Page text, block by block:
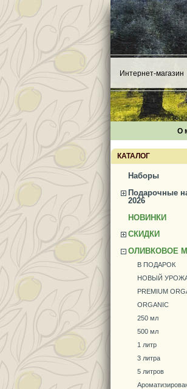
Интернет-магазин
О
КАТАЛОГ
Наборы
Подарочные
2026
НОВИНКИ
СКИДКИ
ОЛИВКОВОЕ
В ПОДАРОК
НОВЫЙ
PREMIUM
ORGANIC
250 мл
500 мл
1 литр
3 литра
5 литров